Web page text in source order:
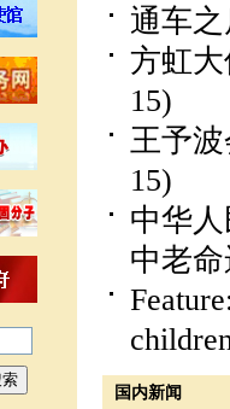
通车之
方虹
15)
王予
15)
中华
中老
国内新闻